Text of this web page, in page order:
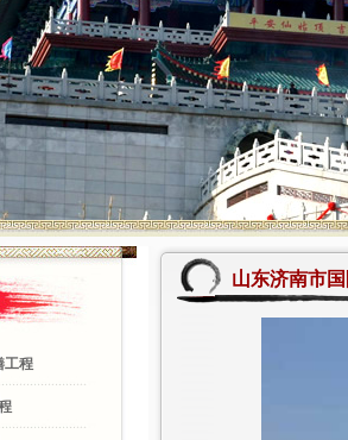
工程
山东济南市